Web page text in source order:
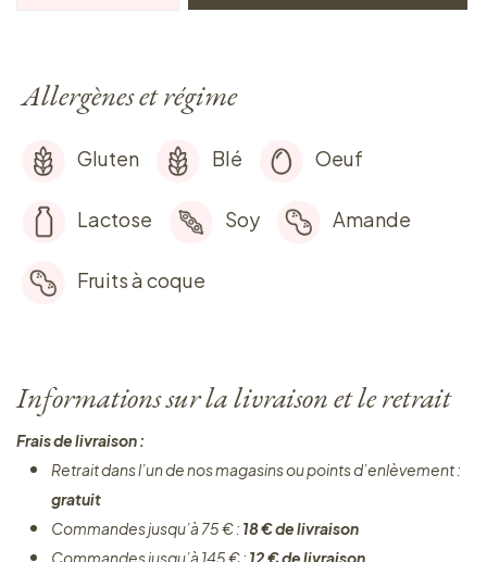
Allergènes et régime
Gluten Blé Oeuf
Lactose Soy Amande
Fruits à coque
Informations sur la livraison et le retrait
Frais de livraison :
Retrait dans l’un de nos magasins ou points d’enlèvement :
gratuit
Commandes jusqu’à 75 € : 18 € de livraison
Commandes jusqu’à 145 € : 12 € de livraison